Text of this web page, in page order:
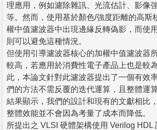
理應用，例如濾除雜訊、光流估計、影像
等。然而，使用基於顏色/強度距離的高斯
權中值濾波器中出現邊緣反轉偽影，而使
則可以避免這種情況。
但使用引導濾波器核心的加權中值濾波器
較高，若應用於消費性電子產品上也是較
此，本論文針對此濾波器提出了一個有效
們的方法不需反覆的迭代運算，且整體運
結果顯示，我們的設計和現有的文獻相比
整體效能並不會因為考量了成本而降低。
所提出之 VLSI 硬體架構使用 Verilog HDL